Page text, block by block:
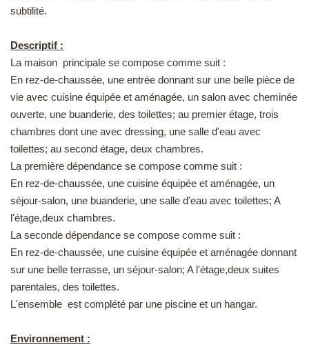
subtilité.
Descriptif :
La maison principale se compose comme suit :
En rez-de-chaussée, une entrée donnant sur une belle pièce de
vie avec cuisine équipée et aménagée, un salon avec cheminée
ouverte, une buanderie, des toilettes; au premier étage, trois
chambres dont une avec dressing, une salle d'eau avec
toilettes; au second étage, deux chambres.
La première dépendance se compose comme suit :
En rez-de-chaussée, une cuisine équipée et aménagée, un
séjour-salon, une buanderie, une salle d'eau avec toilettes; A
l'étage,deux chambres.
La seconde dépendance se compose comme suit :
En rez-de-chaussée, une cuisine équipée et aménagée donnant
sur une belle terrasse, un séjour-salon; A l'étage,deux suites
parentales, des toilettes.
L'ensemble est complété par une piscine et un hangar.
Environnement :